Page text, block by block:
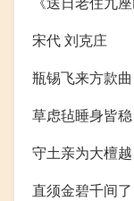
宋代 刘克庄
瓶锡飞来方款曲
草虑毡睡身皆稳
守土亲为大檀越
直须金碧千间了